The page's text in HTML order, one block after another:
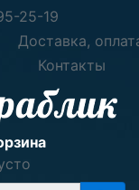
25-19
Доставка,
Контакты